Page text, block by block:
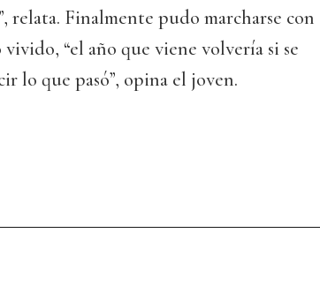
relata. Finalmente pudo marcharse con
vivido, “el año que viene volvería si se
lo que pasó”, opina el joven.